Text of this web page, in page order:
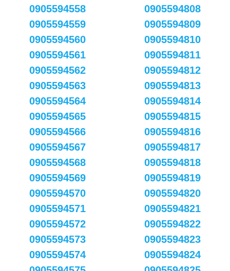
0905594558
0905594559
0905594560
0905594561
0905594562
0905594563
0905594564
0905594565
0905594566
0905594567
0905594568
0905594569
0905594570
0905594571
0905594572
0905594573
0905594574
0905594808
0905594809
0905594810
0905594811
0905594812
0905594813
0905594814
0905594815
0905594816
0905594817
0905594818
0905594819
0905594820
0905594821
0905594822
0905594823
0905594824